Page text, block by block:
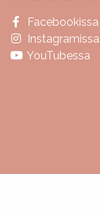
Facebookissa
Instagramissa
YouTubessa